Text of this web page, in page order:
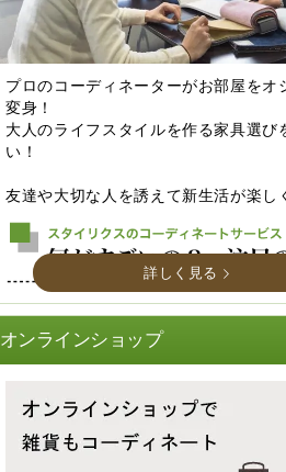
プロのコーディネーターがお部屋をオ
変身！
大人のライフスタイルを作る家具選び
い！
友達や大切な人を誘えて新生活が楽し
詳しく見る
オンラインショップ